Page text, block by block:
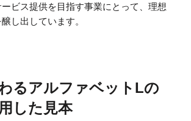
ビス提供を目指す事業にとって、理想
し出しています。
るアルファベットLの
した見本